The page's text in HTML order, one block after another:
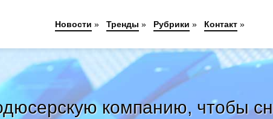
компанию, чтобы
Новости » Тренды » Рубрики » Контакт »